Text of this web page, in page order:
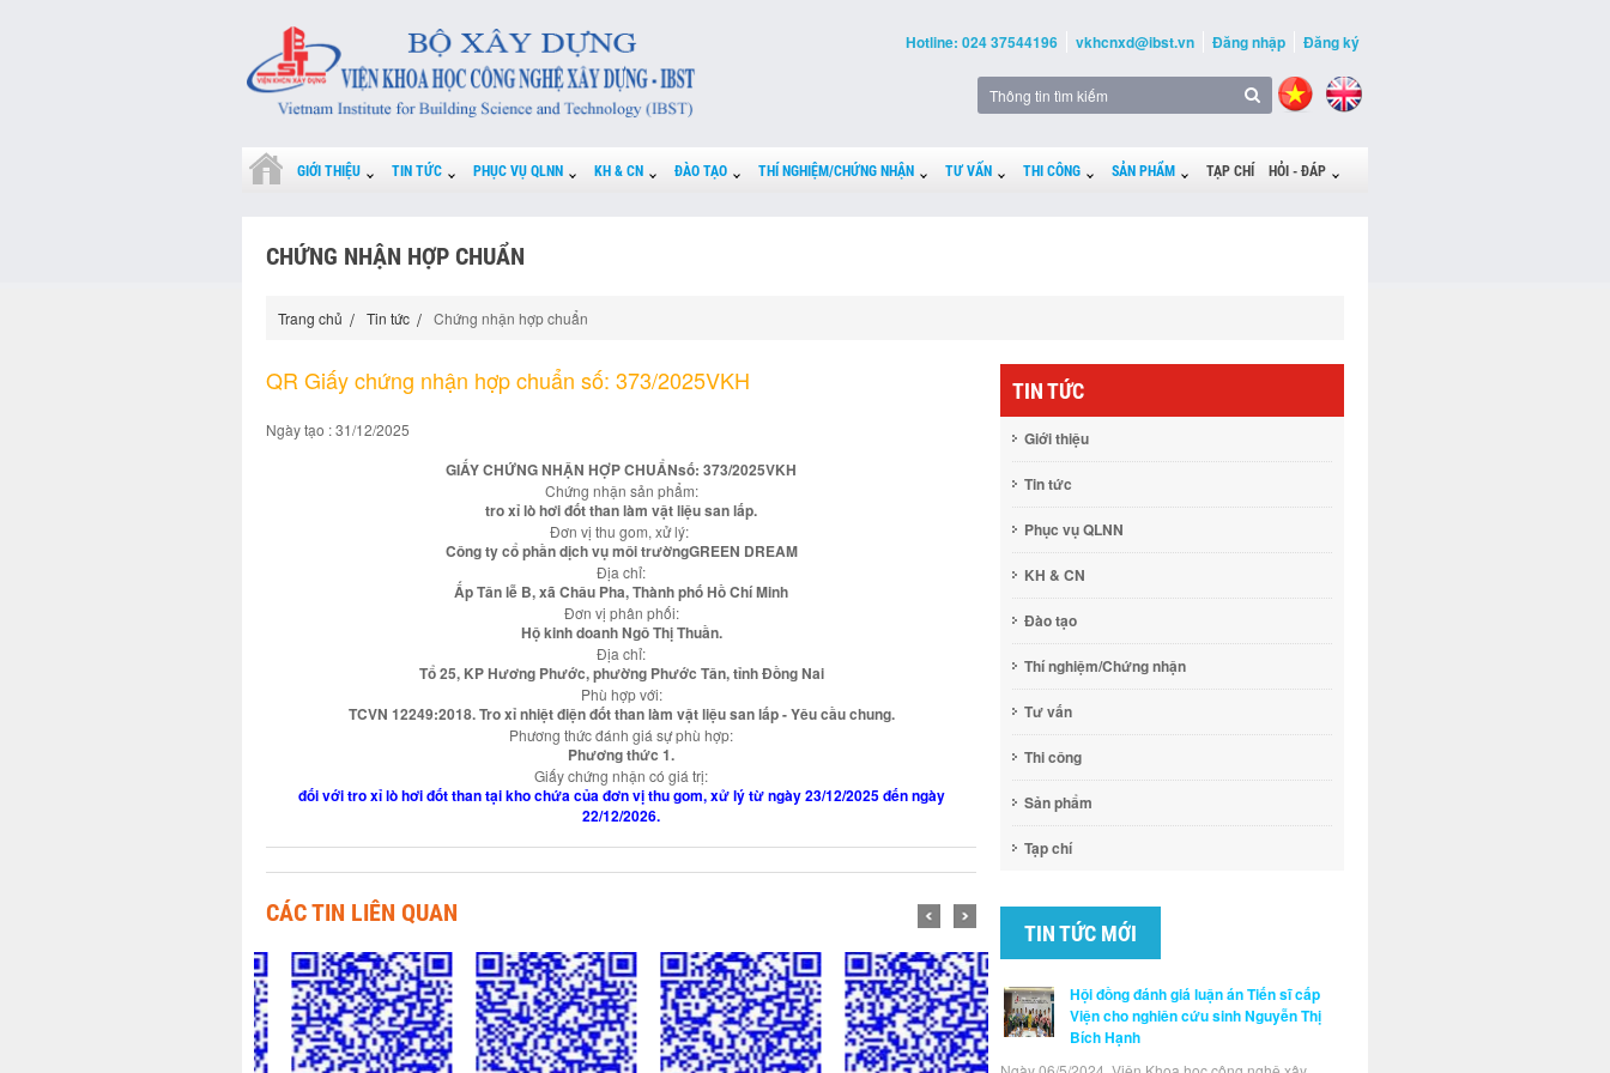
Hotline: 024 37544196 vkhcnxd@ibst.vn Đăng nhập Đăng ký
GIỚI THIỆU TIN TỨC PHỤC VỤ QLNN KH & CN ĐÀO TẠO THÍ NGHIỆM/CHỨNG NHẬN TƯ VẤN THI CÔNG SẢN PHẨM TẠP CHÍ HỎI - ĐÁP
CHỨNG NHẬN HỢP CHUẨN
Trang chủ Tin tức Chứng nhận hợp chuẩn
QR Giấy chứng nhận hợp chuẩn số: 373/2025VKH
Ngày tạo : 31/12/2025
GIẤY CHỨNG NHẬN HỢP CHUẨNsố: 373/2025VKH
Chứng nhận sản phẩm:
tro xỉ lò hơi đốt than làm vật liệu san lấp.
Đơn vị thu gom, xử lý:
Công ty cổ phần dịch vụ môi trườngGREEN DREAM
Địa chỉ:
Ấp Tân lễ B, xã Châu Pha, Thành phố Hồ Chí Minh
Đơn vị phân phối:
Hộ kinh doanh Ngô Thị Thuần.
Địa chỉ:
Tổ 25, KP Hương Phước, phường Phước Tân, tỉnh Đồng Nai
Phù hợp với:
TCVN 12249:2018. Tro xỉ nhiệt điện đốt than làm vật liệu san lấp - Yêu cầu chung.
Phương thức đánh giá sự phù hợp:
Phương thức 1.
Giấy chứng nhận có giá trị:
đối với tro xỉ lò hơi đốt than tại kho chứa của đơn vị thu gom, xử lý từ ngày 23/12/2025 đến ngày
22/12/2026.
CÁC TIN LIÊN QUAN
TIN TỨC
Giới thiệu
Tin tức
Phục vụ QLNN
KH & CN
Đào tạo
Thí nghiệm/Chứng nhận
Tư vấn
Thi công
Sản phẩm
Tạp chí
TIN TỨC MỚI
Hội đồng đánh giá luận án Tiến sĩ cấp
Viện cho nghiên cứu sinh Nguyễn Thị
Bích Hạnh